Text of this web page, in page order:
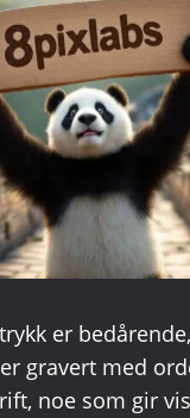
er
gravert med
noe som gir